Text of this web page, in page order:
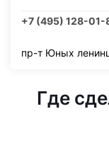
+7 (495) 128-01-
пр-т Юных
Где